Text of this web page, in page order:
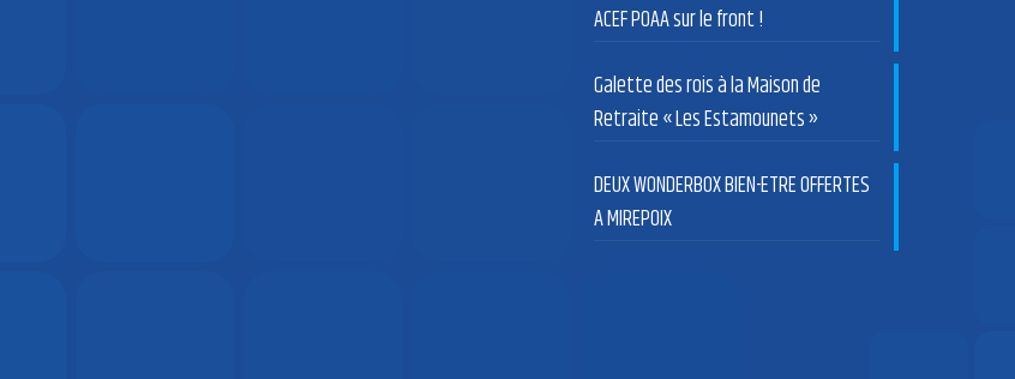
ACEF POAA sur le front !
Galette des rois à la Maison de
Retraite « Les Estamounets »
DEUX WONDERBOX BIEN-ETRE OFFERTES
A MIREPOIX